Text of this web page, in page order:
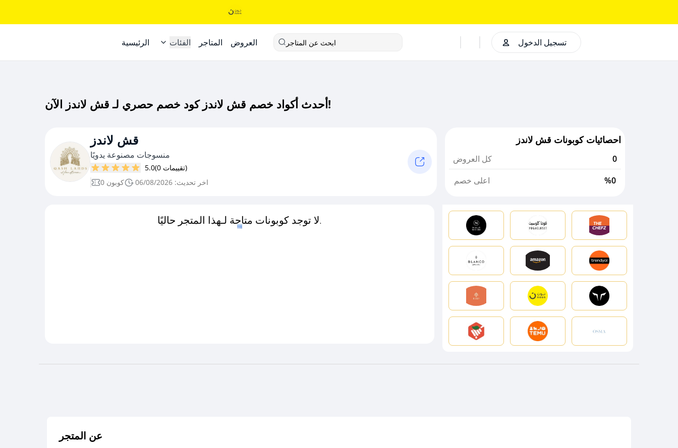
الرئيسية الفئات المتاجر العروض ابحث عن المتاجر تسجيل الدخول
أحدث أكواد خصم قش لاندز كود خصم حصري لـ قش لاندز الآن!
قش لاندز
منسوجات مصنوعة يدويًا
5.0
(0 تقييمات)
0 كوبون
اخر تحديث: 06/08/2026
احصائيات كوبونات قش لاندز
كل العروض
0
اعلى خصم
%0
لا توجد كوبونات متاحة لـهذا المتجر حاليًا.
عن المتجر